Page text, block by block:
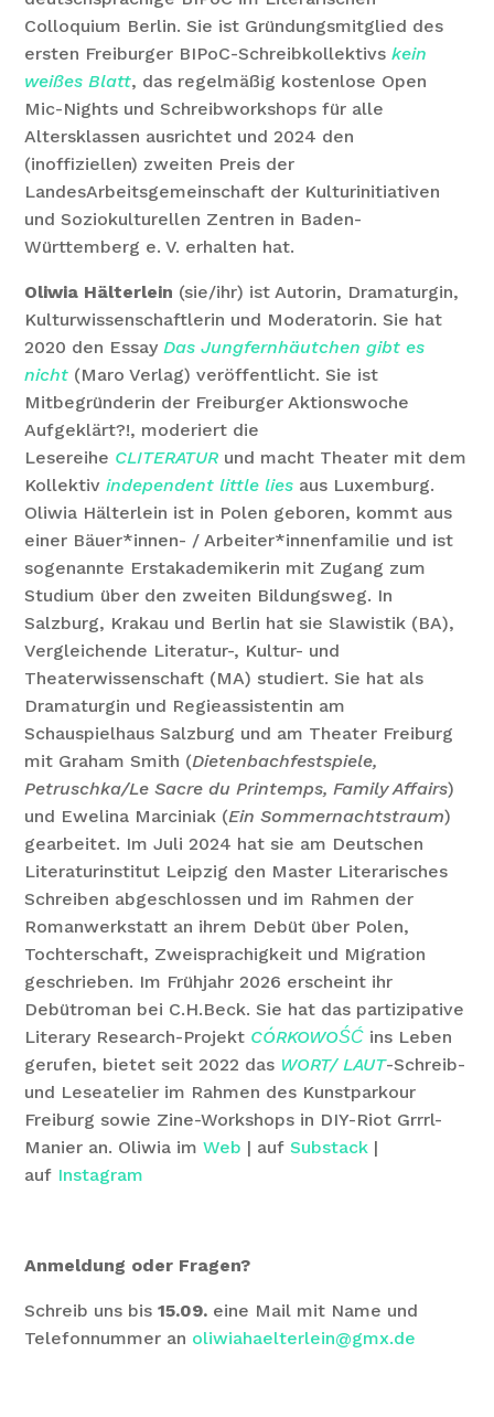
Colloquium Berlin. Sie ist Gründungsmitglied des
ersten Freiburger BIPoC-Schreibkollektivskein
weißes Blatt, das regelmäßig kostenlose Open
Mic-Nights und Schreibworkshops für alle
Altersklassen ausrichtet und 2024 den
(inoffiziellen) zweiten Preis der
LandesArbeitsgemeinschaft der Kulturinitiativen
und Soziokulturellen Zentren in Baden-
Württemberg e. V. erhalten hat.
Oliwia Hälterlein (sie/ihr) ist Autorin, Dramaturgin,
Kulturwissenschaftlerin und Moderatorin. Sie hat
2020 den EssayDas Jungfernhäutchen gibt es
nicht (Maro Verlag) veröffentlicht. Sie ist
Mitbegründerin der Freiburger Aktionswoche
Aufgeklärt?!, moderiert die
Lesereihe CLITERATUR und macht Theater mit dem
Kollektivindependent little lies aus Luxemburg.
Oliwia Hälterlein ist in Polen geboren, kommt aus
einer Bäuer*innen- / Arbeiter*innenfamilie und ist
sogenannte Erstakademikerin mit Zugang zum
Studium über den zweiten Bildungsweg. In
Salzburg, Krakau und Berlin hat sie Slawistik (BA),
Vergleichende Literatur-, Kultur- und
Theaterwissenschaft (MA) studiert. Sie hat als
Dramaturgin und Regieassistentin am
Schauspielhaus Salzburg und am Theater Freiburg
mit Graham Smith (Dietenbachfestspiele,
Petruschka/Le Sacre du Printemps, Family Affairs)
und Ewelina Marciniak (Ein Sommernachtstraum)
gearbeitet. Im Juli 2024 hat sie am Deutschen
Literaturinstitut Leipzig den Master Literarisches
Schreiben abgeschlossen und im Rahmen der
Romanwerkstatt an ihrem Debüt über Polen,
Tochterschaft, Zweisprachigkeit und Migration
geschrieben. Im Frühjahr 2026 erscheint ihr
Debütroman bei C.H.Beck. Sie hat das partizipative
Literary Research-Projekt CÓRKOWOŚĆ ins Leben
gerufen, bietet seit 2022 das WORT/ LAUT-Schreib-
und Leseatelier im Rahmen des Kunstparkour
Freiburg sowie Zine-Workshops in DIY-Riot Grrrl-
Manier an. Oliwia imWeb | aufSubstack |
auf Instagram
Anmeldung oder Fragen?
Schreib uns bis15.09. eine Mail mit Name und
Telefonnummer an oliwiahaelterlein@gmx.de